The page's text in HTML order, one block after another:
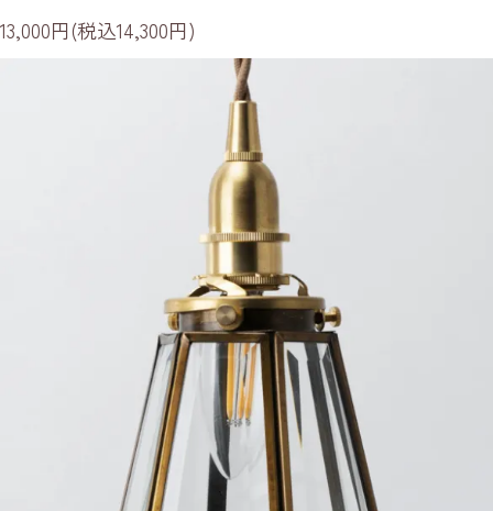
13,000円(税込14,300円)